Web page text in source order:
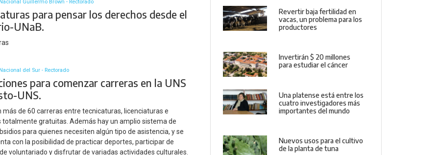
Guillermo Brown - Rectorado
para pensar los derechos desde el
UNaB.
del Sur - Rectorado
para comenzar carreras en la UNS
UNS.
más de 60 carreras entre tecnicaturas, licenciaturas e
totalmente gratuitas. Además hay un amplio sistema de
para quienes necesiten algún tipo de asistencia, y se
con la posibilidad de practicar deportes, participar de
voluntariado y disfrutar de variadas actividades culturales.
Revertir baja fertilidad en
vacas, un problema para los
productores
Invertirán $ 20 millones
para estudiar el cáncer
Una platense está entre los
cuatro investigadores más
importantes del mundo
Nuevos usos para el cultivo
de la planta de tuna